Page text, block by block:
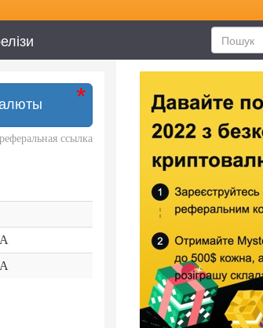
реферальная ссылка